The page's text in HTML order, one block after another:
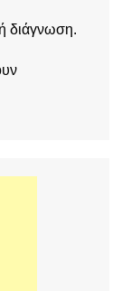
διάγνωση.